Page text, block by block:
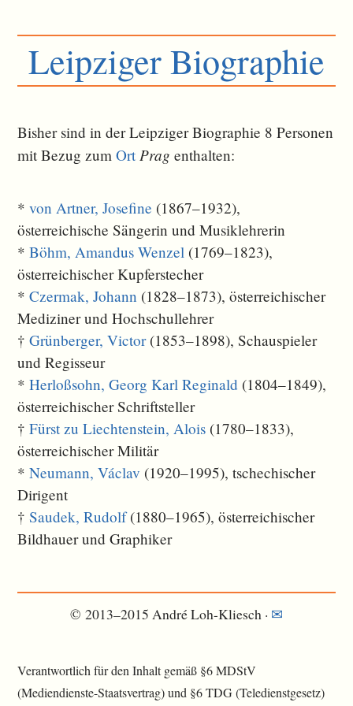
Leipziger Biographie
Bisher sind in der Leipziger Biographie 8 Personen
mit Bezug zumOrt Prag ent­halten:
*von Artner, Josefine (1867–1932),
österreichische Sängerin und Musiklehrerin
*Böhm, Amandus Wenzel (1769–1823),
österreichischer Kupferstecher
*Czermak, Johann (1828–1873), österreichischer
Mediziner und Hochschullehrer
†Grünberger, Victor(1853–1898), Schauspieler
und Regisseur
*Herloßsohn, Georg Karl Reginald (1804–1849),
österreichischer Schriftsteller
†Fürst zu Liechtenstein, Alois (1780–1833),
österreichischer Militär
*Neumann, Václav (1920–1995), tschechischer
Dirigent
†Saudek, Rudolf(1880–1965), österreichischer
Bildhauer und Graphiker
© 2013–2015 André Loh-Kliesch · ✉
Verantwortlich für den Inhalt gemäß §6 MDStV
(Mediendienste-Staatsvertrag) und §6 TDG (Teledienstgesetz)